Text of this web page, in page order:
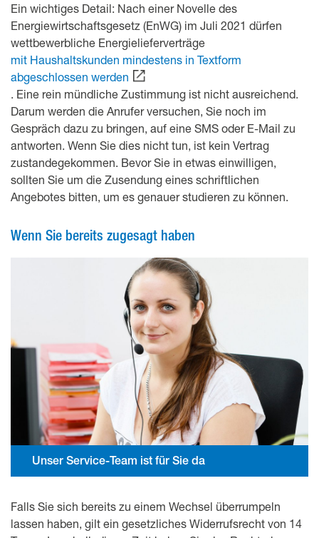
Ein wichtiges Detail: Nach einer Novelle des
Energiewirtschaftsgesetz (EnWG) im Juli 2021 dürfen
wettbewerbliche Energielieferverträge
mit Haushaltskunden mindestens in Textform
abgeschlossen werden
. Eine rein mündliche Zustimmung ist nicht ausreichend.
Darum werden die Anrufer versuchen, Sie noch im
Gespräch dazu zu bringen, auf eine SMS oder E-Mail zu
antworten. Wenn Sie dies nicht tun, ist kein Vertrag
zustandegekommen. Bevor Sie in etwas einwilligen,
sollten Sie um die Zusendung eines schriftlichen
Angebotes bitten, um es genauer studieren zu können.
Wenn Sie bereits zugesagt haben
Unser Service-Team ist für Sie da
Falls Sie sich bereits zu einem Wechsel überrumpeln
lassen haben, gilt ein gesetzliches Widerrufsrecht von 14